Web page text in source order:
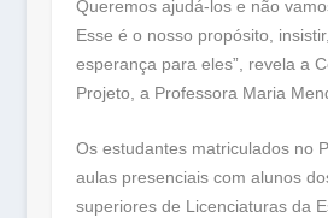
Queremos ajudá-los e não
Esse é o nosso propósito,
esperança para eles”, revela a
Projeto, a Professora Maria
Os estudantes matriculados no
aulas presenciais com alunos
superiores de Licenciaturas da